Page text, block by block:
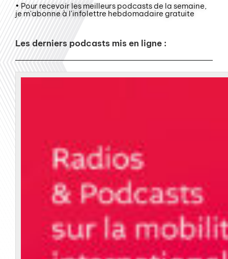
• Pour recevoir les meilleurs podcasts de la semaine,
je m'abonne à l'infolettre hebdomadaire gratuite
Les derniers podcasts mis en ligne :